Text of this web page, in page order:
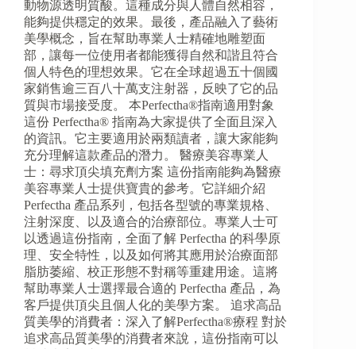
動物源透明質酸。這種成分與人體自然相容，
能夠提供穩定的效果。最後，產品融入了藝術
美學概念，旨在幫助專業人士精確地雕塑面
部，讓每一位使用者都能獲得自然和諧且符合
個人特色的理想效果。它在全球超過五十個國
家銷售逾三百八十萬支注射器，反映了它的品
質與市場接受度。 本Perfectha®指南適用對象
這份 Perfectha® 指南為大家提供了全面且深入
的資訊。它主要適用於兩類讀者，讓大家能夠
充分理解這款產品的潛力。 醫療美容專業人
士：尋求頂尖填充劑方案 這份指南能夠為醫療
美容專業人士提供寶貴的參考。它詳細介紹
Perfectha 產品系列，包括各型號的專業規格、
注射深度、以及適合的治療部位。專業人士可
以透過這份指南，全面了解 Perfectha 的科學原
理、安全特性，以及如何將其應用於治療面部
脂肪萎縮、校正形態不對稱等重建用途。這將
幫助專業人士選擇最合適的 Perfectha 產品，為
客戶提供頂尖且個人化的美學方案。 追求高品
質美學的消費者：深入了解Perfectha®療程 對於
追求高品質美學的消費者來說，這份指南可以